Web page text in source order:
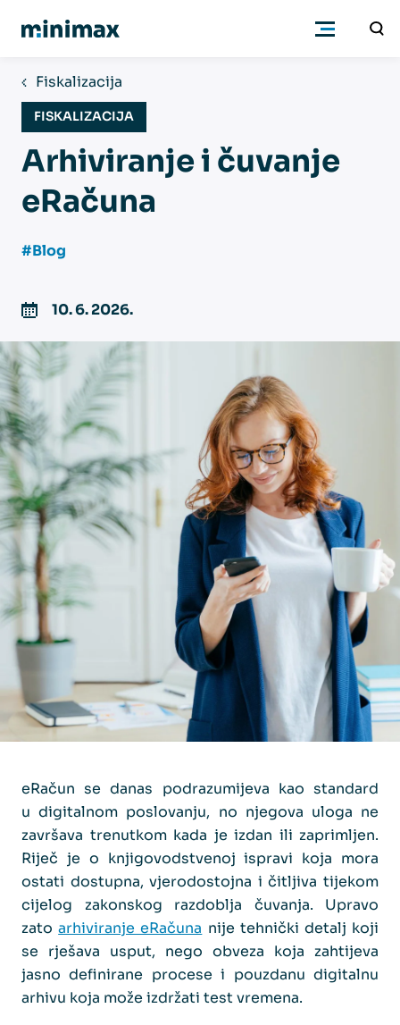
Poduzetnici
Računovođe
Program
Znanje
Fiskalizacija
FISKALIZACIJA
Arhiviranje i čuvanje
eRačuna
#Blog
10. 6. 2026.
eRačun se danas podrazumijeva kao standard
u digitalnom poslovanju, no njegova uloga ne
završava trenutkom kada je izdan ili zaprimljen.
Riječ je o knjigovodstvenoj ispravi koja mora
ostati dostupna, vjerodostojna i čitljiva tijekom
cijelog zakonskog razdoblja čuvanja. Upravo
zatoarhiviranje eRačuna nije tehnički detalj koji
se rješava usput, nego obveza koja zahtijeva
jasno definirane procese i pouzdanu digitalnu
arhivu koja može izdržati test vremena.